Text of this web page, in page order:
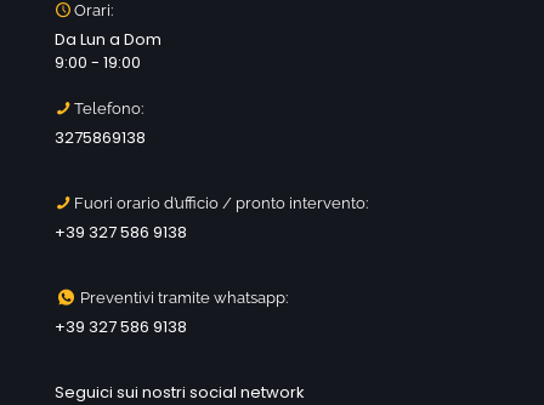
Orari:
Da Lun a Dom
9:00 - 19:00
Telefono:
3275869138
Fuori orario d’ufficio / pronto intervento:
+39 327 586 9138
Preventivi tramite whatsapp:
+39 327 586 9138
Seguici sui nostri social network